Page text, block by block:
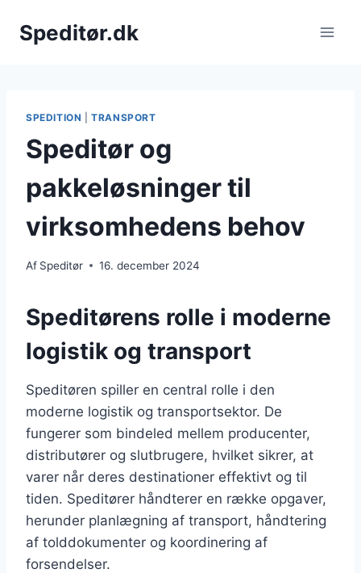
Speditør.dk
SPEDITION |TRANSPORT
Speditør og
pakkeløsninger til
virksomhedens behov
Af Speditør 16. december 2024
Speditørens rolle i moderne
logistik og transport
Speditøren spiller en central rolle i den
moderne logistik og transportsektor. De
fungerer som bindeled mellem producenter,
distributører og slutbrugere, hvilket sikrer, at
varer når deres destinationer effektivt og til
tiden. Speditører håndterer en række opgaver,
herunder planlægning af transport, håndtering
af tolddokumenter og koordinering af
forsendelser.